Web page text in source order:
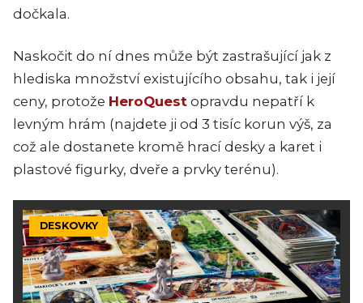
dočkala.
Naskočit do ní dnes může být zastrašující jak z
hlediska množství existujícího obsahu, tak i její
ceny, protože HeroQuest opravdu nepatří k
levným hrám (najdete ji od 3 tisíc korun výš, za
což ale dostanete kromě hrací desky a karet i
plastové figurky, dveře a prvky terénu).
DESKOVKY